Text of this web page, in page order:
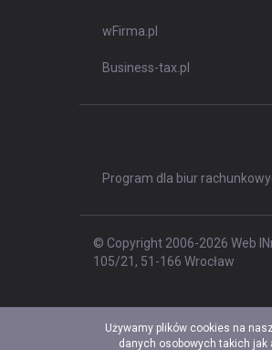
wFirma.pl
Business-tax.pl
Program dla biur
© Copyright 2006-2026 Web
105/21, 51-166 Wrocław
Używamy plików cookies na
danych osobowych takich